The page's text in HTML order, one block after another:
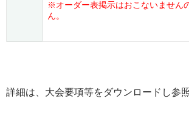
※オーダー表掲示はおこないません
ん。
詳細は、大会要項等をダウンロードし参